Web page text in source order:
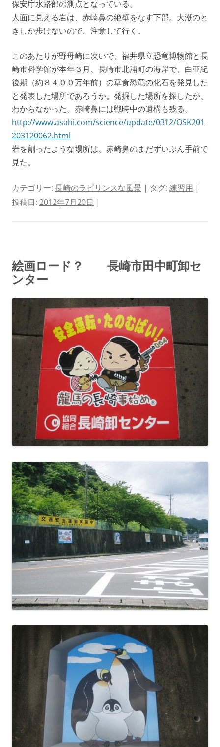
保安庁水路部の測点となっている。
人面に見える岩は、赤崎鼻の絶壁をなす下部。大潮のと
きしか歩けないので、注意して行く。
このあたりが野母崎に次いで、福井県立恐竜博物館と長
崎市科学館が本年３月、長崎市北浦町の海岸で、白亜紀
後期（約８４００万年前）の草食恐竜の化石を発見した
と発表した場所であろうか。発掘した場所を探したが、
わからなかった。赤崎鼻には戦時中の遺構も残る。
http://www.asahi.com/science/update/0312/OSK201
203120062.html
岩を割ったような場所は、赤崎鼻のまだずいぶん手前で
見た。
カテゴリー: 長崎のラビリンスな風景 | タグ: 練習用 |
投稿日: 2012年7月20日 |
絵画ロード？ 長崎市田中町卸セ
ンター